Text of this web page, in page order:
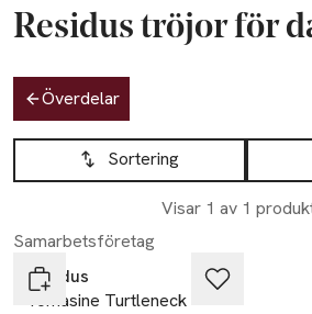
Residus tröjor för
Hoppa till produktsidan
Överdelar
Hoppa till produktsidan
Sortering
Visar 1 av 1
Lista över produkter
Samarbetsföretag
Residus
Tomasine Turtleneck -